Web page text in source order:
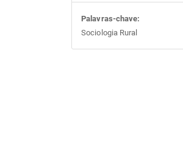
Palavras-chave:
Sociologia Rural